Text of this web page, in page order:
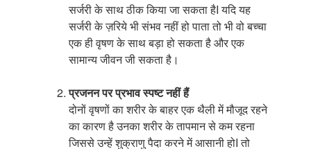
सर्जरी के साथ ठीक किया जा सकता हैI यदि यह
सर्जरी के ज़रिये भी संभव नहीं हो पाता तो भी वो बच्चा
एक ही वृषण के साथ बड़ा हो सकता है और एक
सामान्य जीवन जी सकता है।
प्रजनन पर प्रभाव स्पष्ट नहीं हैं
दोनों वृषणों का शरीर के बाहर एक थैली में मौजूद रहने
का कारण है उनका शरीर के तापमान से कम रहना
जिससे उन्हें शुक्राणु पैदा करने में आसानी होI तो